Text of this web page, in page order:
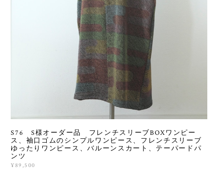
S76 S様オーダー品 フレンチスリーブBOXワンピー
ス、袖口ゴムのシンプルワンピース、フレンチスリーブ
ゆったりワンピース、バルーンスカート、テーパードパ
ンツ
¥89,500